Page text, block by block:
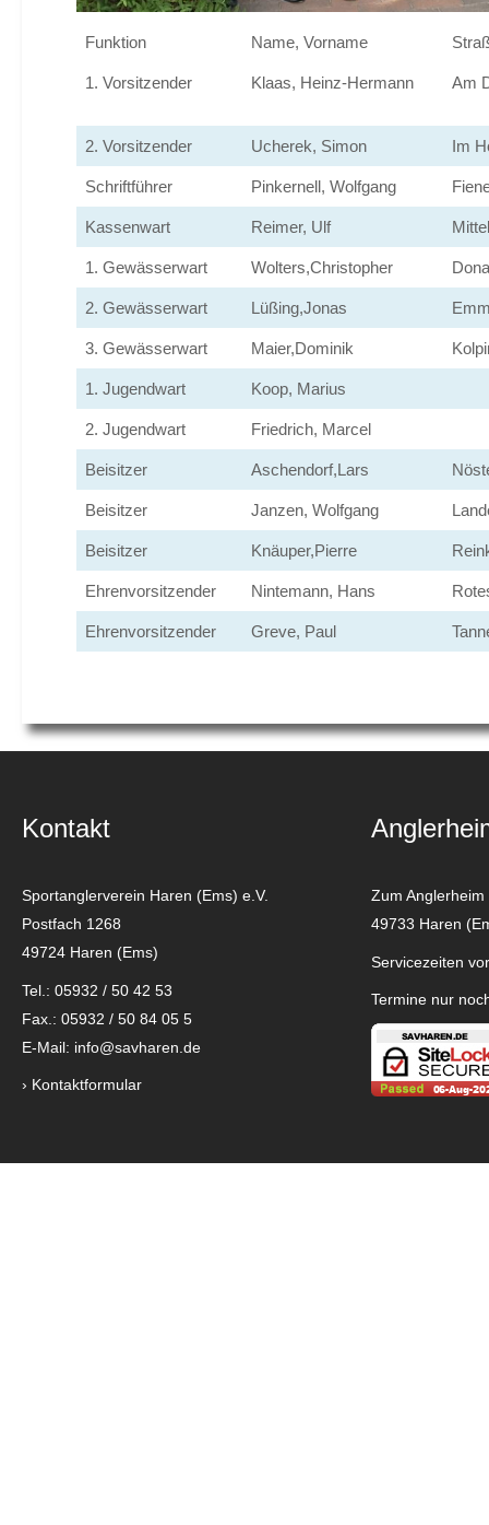
Funktion Name, Vorname
1. Vorsitzender Klaas, Heinz-Hermann Am
2. Vorsitzender Ucherek, Simon Im
Schriftführer Pinkernell, Wolfgang
Kassenwart Reimer, Ulf
1. Gewässerwart Wolters,Christopher
2. Gewässerwart Lüßing,Jonas
3. Gewässerwart Maier,Dominik
1. Jugendwart Koop, Marius
2. Jugendwart Friedrich, Marcel
Beisitzer Aschendorf,Lars
Beisitzer Janzen, Wolfgang
Beisitzer Knäuper,Pierre
Ehrenvorsitzender Nintemann, Hans
Ehrenvorsitzender Greve, Paul
Kontakt
Sportanglerverein Haren (Ems) e.V.
Postfach 1268
49724 Haren (Ems)
Tel.: 05932 / 50 42 53
Fax.: 05932 / 50 84 05 5
E-Mail: info@savharen.de
› Kontaktformular
Zum Anglerheim
49733 Haren
Servicezeiten
Termine nur